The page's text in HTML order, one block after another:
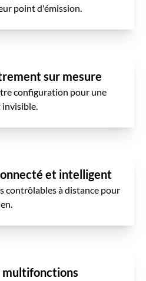
point d'émission.
sur mesure
configuration pour une
et intelligent
contrôlables à distance pour
multifonctions